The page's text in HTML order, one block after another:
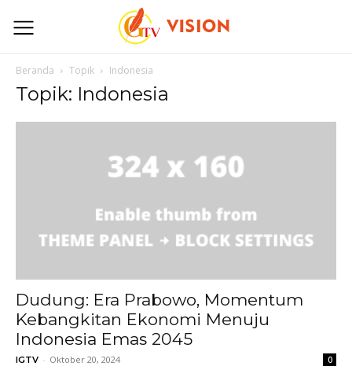
Beranda Topik Indonesia
Topik: Indonesia
Dudung: Era Prabowo, Momentum
Kebangkitan Ekonomi Menuju
Indonesia Emas 2045
IGTV - Oktober 20, 2024 0